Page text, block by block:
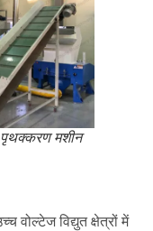
पृथक्करण मशीन
वोल्टेज विद्युत क्षेत्रों में